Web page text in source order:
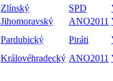
Zlínský SPD
Jihomoravský ANO2011
Pardubický Piráti
Královéhradecký ANO2011